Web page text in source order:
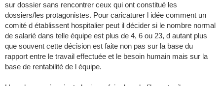
sur dossier sans rencontrer ceux qui ont constitué les
dossiers/les protagonistes. Pour caricaturer l idée comment un
comité d établissent hospitalier peut il décider si le nombre normal
de salarié dans telle équipe est plus de 4, 6 ou 23, d autant plus
que souvent cette décision est faite non pas sur la base du
rapport entre le travail effectuée et le besoin humain mais sur la
base de rentabilité de l équipe.